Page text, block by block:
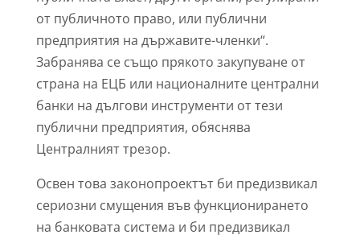
от публичното право, или публични
предприятия на държавите-членки“.
Забранява се също прякото закупуване от
страна на ЕЦБ или националните централни
банки на дългови инструменти от тези
публични предприятия, обяснява
Централният трезор.
Освен това законопроектът би предизвикал
сериозни смущения във функционирането
на банковата система и би предизвикал